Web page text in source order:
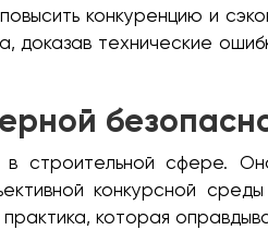
конкуренцию и
доказав технические
строительной сфере.
конкурсной
которая